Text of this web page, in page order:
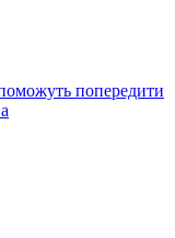
попередити